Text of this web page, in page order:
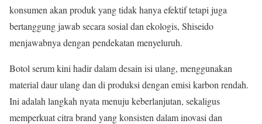
konsumen akan produk yang tidak hanya efektif tetapi juga
bertanggung jawab secara sosial dan ekologis, Shiseido
menjawabnya dengan pendekatan menyeluruh.
Botol serum kini hadir dalam desain isi ulang, menggunakan
material daur ulang dan di produksi dengan emisi karbon rendah.
Ini adalah langkah nyata menuju keberlanjutan, sekaligus
memperkuat citra brand yang konsisten dalam inovasi dan